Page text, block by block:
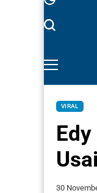
VIRAL
30